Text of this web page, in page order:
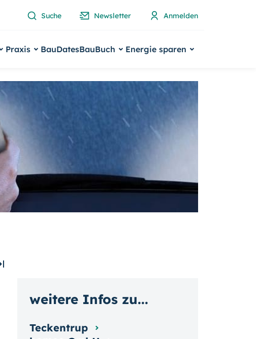
Suche Newsletter Anmelden
Praxis BauDatesBauBuch Energie sparen
weitere Infos zu...
Teckentrup